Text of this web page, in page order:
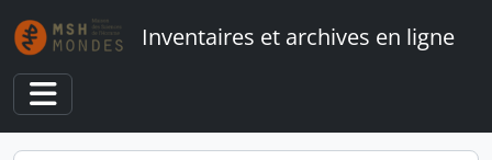
Skip to main content
Inventaires et archives en ligne
Toggle navigation